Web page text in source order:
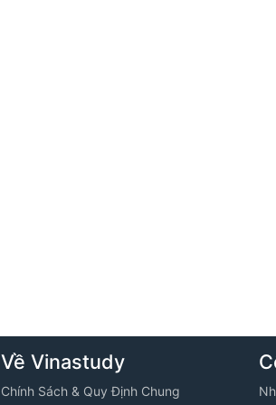
Về Vinastudy
Chính Sách & Quy Định Chung